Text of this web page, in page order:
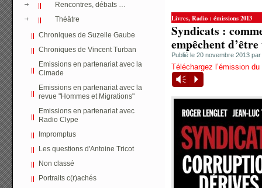
Rencontres, débats …
Théâtre
Chroniques de Suzelle Gaube
Chroniques de Vincent Turban
Emissions en partenariat avec la
Cimade
Emissions en partenariat avec la
revue "Hommes et Migrations"
Emissions en partenariat avec
Radio Clype
Impromptus
Les questions d'Antoine Tricot
Non classé
Portraits c(r)achés
Livres,Radio : émissions 2013
Syndicats :
empêchent
Publié le 20 novembre 2013 par
Téléchargez l’émission
Vm P